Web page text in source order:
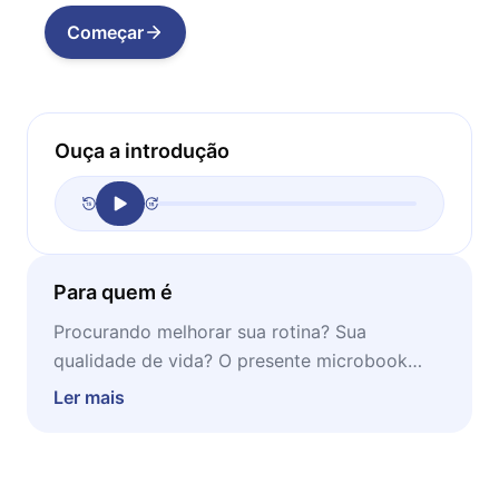
Começar
Ouça a introdução
Para quem é
Procurando melhorar sua rotina? Sua
qualidade de vida? O presente microbook
pode te ajudar nisso. A obra é ideal para ser
Ler mais